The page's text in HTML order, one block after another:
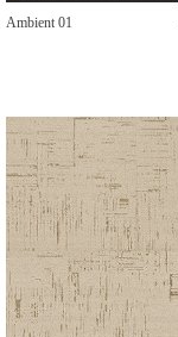
Ambient 01